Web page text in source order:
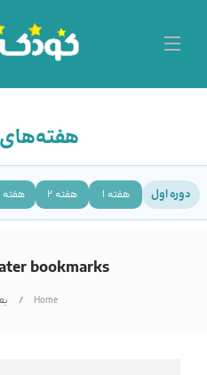
هفته‌های
دوره اول هفته 1 هفته 2 هفته 3
bookmarks
Home